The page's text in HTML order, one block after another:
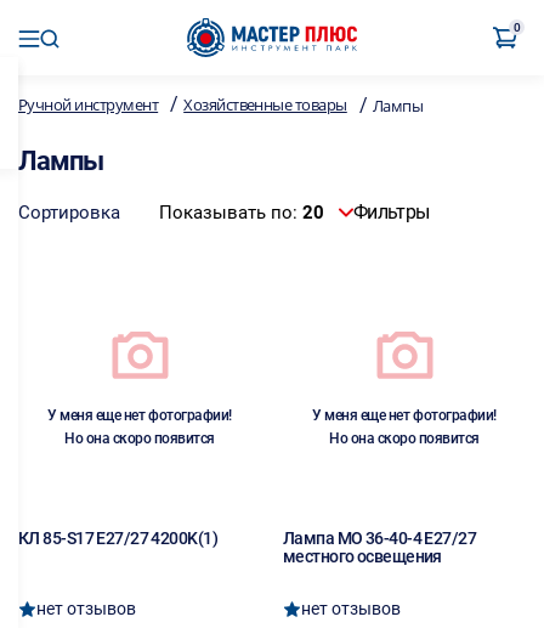
0
Ручной инструмент /Хозяйственные товары / Лампы
Лампы
Сортировка Показывать по: 20 Фильтры
У меня еще нет фотографии!
Но она скоро появится
КЛ 85-S17 E27/27 4200K(1)
нет отзывов
У меня еще нет фотографии!
Но она скоро появится
Лампа МО 36-40-4 Е27/27
местного освещения
нет отзывов